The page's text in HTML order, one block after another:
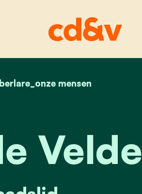
berlare_onze mensen
van de velde
Velde